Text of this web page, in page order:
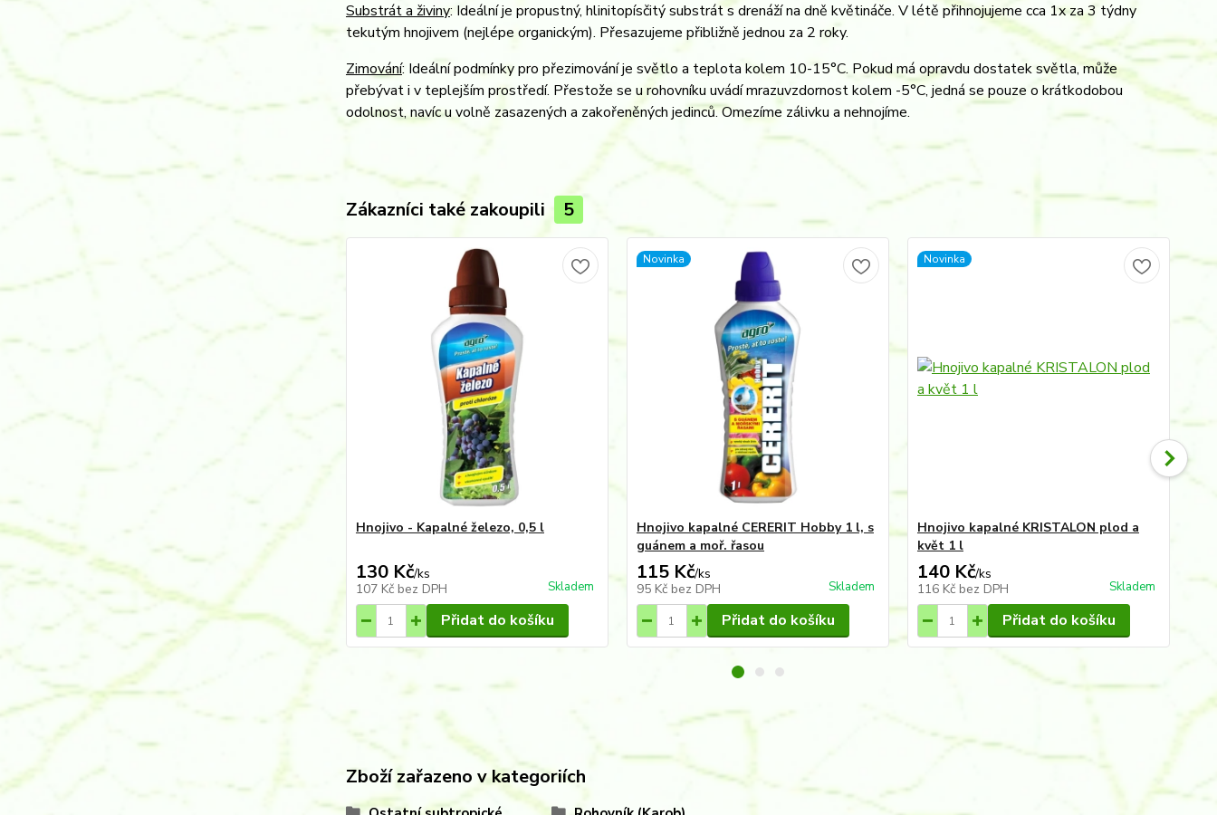
Substrát a živiny: Ideální je propustný, hlinitopísčitý substrát s drenáží na dně květináče. V létě přihnojujeme cca 1x za 3 týdny
tekutým hnojivem (nejlépe organickým). Přesazujeme přibližně jednou za 2 roky.
Zimování: Ideální podmínky pro přezimování je světlo a teplota kolem 10-15°C. Pokud má opravdu dostatek světla, může
přebývat i v teplejším prostředí. Přestože se u rohovníku uvádí mrazuvzdornost kolem -5°C, jedná se pouze o krátkodobou
odolnost, navíc u volně zasazených a zakořeněných jedinců. Omezíme zálivku a nehnojíme.
Zákazníci také zakoupili 5
Hnojivo - Kapalné železo, 0,5 l
130 Kč/ks
107 Kč bez DPH Skladem
Přidat do košíku
Novinka
Hnojivo kapalné CERERIT Hobby 1 l, s
guánem a moř. řasou
115 Kč/ks
95 Kč bez DPH Skladem
Přidat do košíku
Novinka
Hnojivo kapalné KRISTALON plod a
květ 1 l
140 Kč/ks
116 Kč bez DPH Skladem
Přidat do košíku
Zboží zařazeno v kategoriích